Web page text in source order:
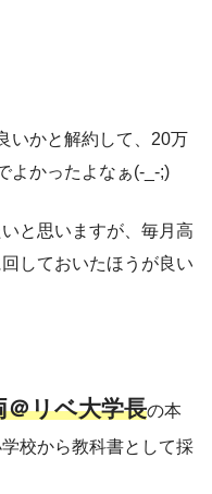
いかと解約して、20万
よかったよなぁ(-_-;)
と思いますが、毎月高
しておいたほうが良い
＠リベ大学長の本
校から教科書として採